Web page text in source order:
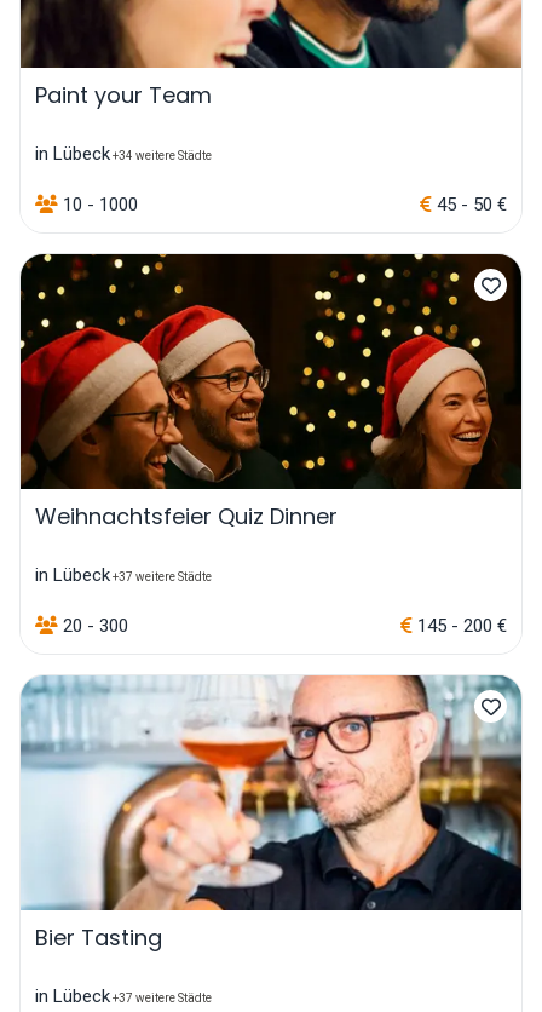
Paint your Team
in Lübeck+34 weitere Städte
10 - 1000 45 - 50 €
Weihnachtsfeier Quiz Dinner
in Lübeck+37 weitere Städte
20 - 300 145 - 200 €
Bier Tasting
in Lübeck+37 weitere Städte